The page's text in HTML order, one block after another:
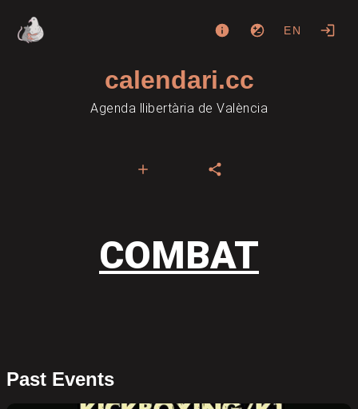
EN
calendari.cc
Agenda llibertària de València
COMBAT
Past Events